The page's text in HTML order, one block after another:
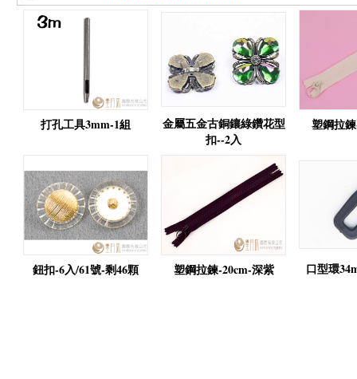
打孔工具3mm-1組
金屬五金古銅鑲綠鑽花型
扣--2入
塑鋼拉
鈕扣-6入/61號-剩46顆 塑鋼拉鍊-20cm-深紫 口型環